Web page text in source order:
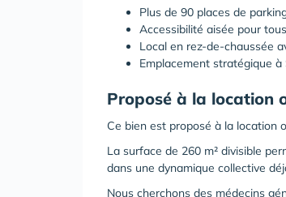
Plus de 90 places de
Accessibilité aisée pour
Local en rez-de-chaussée
Emplacement stratégique
Proposé à la location
Ce bien est proposé à la location
La surface de 260 m² divisible
dans une dynamique collective
Nous cherchons des médecins